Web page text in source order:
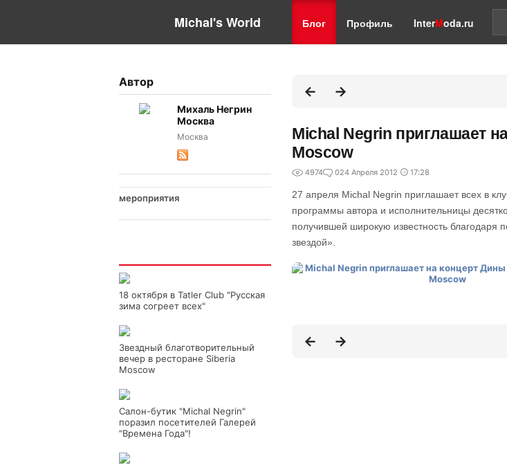
Michal's World Блог Профиль InterModa.ru
Автор
Михаль Негрин
Москва
Москва
мероприятия
18 октября в Tatler Club "Русская
зима согреет всех"
Звездный благотворительный
вечер в ресторане Siberia
Moscow
Салон-бутик "Michal Negrin"
поразил посетителей Галерей
"Времена Года"!
Michal Negrin приглашает
Moscow
4974 024 Апреля 2012 17:28
27 апреля Michal Negrin приглашает всех в
программы автора и исполнительницы
получившей широкую известность благодаря
звездой».